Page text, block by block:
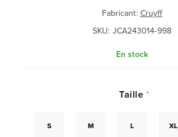
Fabricant:Cruyff
SKU: JCA243014-998
En stock
Taille *
S M L XL